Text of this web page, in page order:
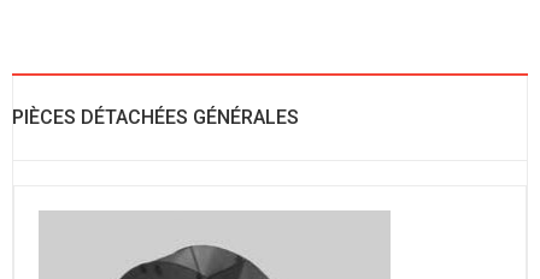
PIÈCES DÉTACHÉES GÉNÉRALES